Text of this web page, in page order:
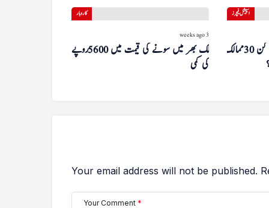
کاروبار
3 weeks ago
ملک بھر میں سونے کی قیمت میں 5600 روپے
کی کمی
اسپیشل فیچرز
کمزور پاسپورٹ کے باوجود پاکستانی کن 30 ممالک
Your email address will not be published.
Your Comment *